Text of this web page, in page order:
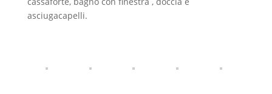
asciugacapelli.